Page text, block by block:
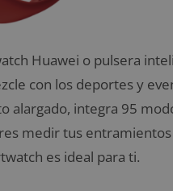
Huawei o pulsera
con los deportes y
alargado, integra 95
medir tus
es ideal para ti.